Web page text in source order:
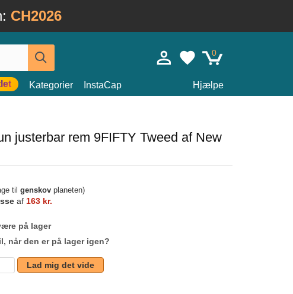
CH2026
0
Kategorier InstaCap Hjælpe
justerbar rem 9FIFTY Tweed af New
til genskov planeten)
af 163 kr.
på lager
når den er på lager igen?
Lad mig det vide